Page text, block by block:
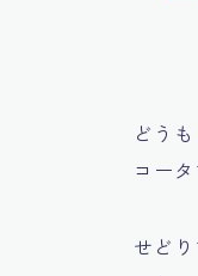
どう
コー
せど